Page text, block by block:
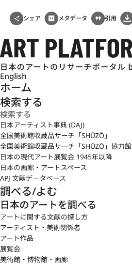
シェア メタデータ 引用
English
ホーム
検索する
日本アーティスト事典 (DAJ)
全国美術館収蔵品サーチ「SHŪZŌ」
全国美術館収蔵品サーチ「SHŪZŌ」協力館
日本の現代アート展覧会 1945年以降
日本の画廊・アートスペース
APJ 文献データベース
調べる/よむ
日本のアートを調べる
アートに関する文献の探し方
アーティスト・美術関係者
アート作品
展覧会
美術館・博物館・画廊